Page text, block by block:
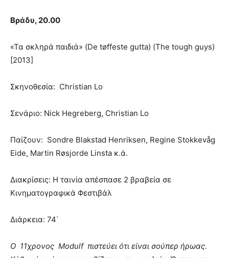
Βράδυ, 20.00
«Τα σκληρά παιδιά» (De tøffeste gutta) (The tough guys)
[2013]
Σκηνοθεσία: Christian Lo
Σενάριο: Nick Hegreberg, Christian Lo
Παίζουν: Sondre Blakstad Henriksen, Regine Stokkevåg
Eide, Martin Røsjorde Linsta κ.ά.
Διακρίσεις: Η ταινία απέσπασε 2 βραβεία σε
Κινηματογραφικά Φεστιβάλ
Διάρκεια: 74΄
Ο 11χρονος Modulf πιστεύει ότι είναι σούπερ ήρωας.